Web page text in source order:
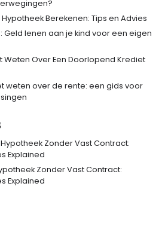
Berekenen: Tips en Advies
Geld lenen aan je kind voor een eigen
Weten Over Een Doorlopend Krediet
weten over de rente: een gids voor
Hypotheek Zonder Vast Contract:
Explained
Zonder Vast Contract:
Explained